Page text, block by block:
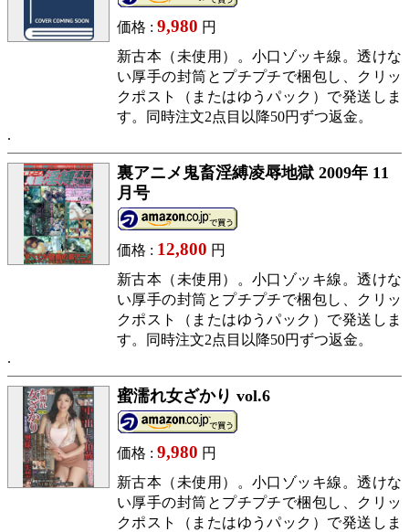
価格 : 9,980 円
新古本（未使用）。小口ゾッキ線。透けな
い厚手の封筒とプチプチで梱包し、クリッ
クポスト（またはゆうパック）で発送しま
す。同時注文2点目以降50円ずつ返金。
裏アニメ鬼畜淫縛凌辱地獄 2009年 11
月号
価格 : 12,800 円
新古本（未使用）。小口ゾッキ線。透けな
い厚手の封筒とプチプチで梱包し、クリッ
クポスト（またはゆうパック）で発送しま
す。同時注文2点目以降50円ずつ返金。
蜜濡れ女ざかり vol.6
価格 : 9,980 円
新古本（未使用）。小口ゾッキ線。透けな
い厚手の封筒とプチプチで梱包し、クリッ
クポスト（またはゆうパック）で発送しま